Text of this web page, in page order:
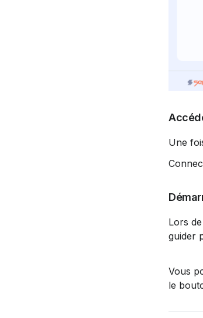
Une
Lors
guider
Vous
le